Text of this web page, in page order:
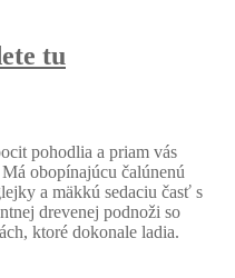
tu
pohodlia a priam vás
obopínajúcu čalúnenú
a mäkkú sedaciu časť s
drevenej podnoži so
ktoré dokonale ladia.